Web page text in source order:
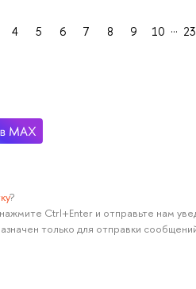
4 5 6 7 8 9 10 … 23
?
Ctrl+Enter и отправьте нам
только для отправки